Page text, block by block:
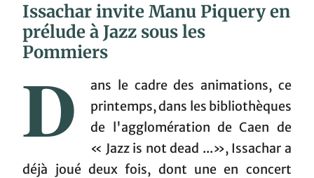
Issachar invite Manu Piquery en
prélude à Jazz sous les
Pommiers
D
ans le cadre des animations, ce
printemps, dans les bibliothèques
de l'agglomération de Caen de
« Jazz is not dead ...», Issachar a
déjà joué deux fois, dont une en concert